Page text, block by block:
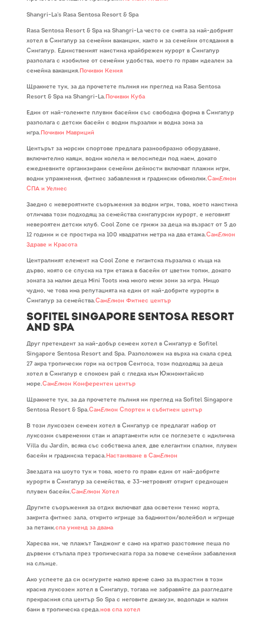
Shangri-La’s Rasa Sentosa Resort & Spa
Rasa Sentosa Resort & Spa на Shangri-La често се смята за най-добрият
хотел в Сингапур за семейни ваканции, както и за семейни отсядания в
Сингапур. Единственият наистина крайбрежен курорт в Сингапур
разполага с изобилие от семейни удобства, което го прави идеален за
семейна ваканция. Почивки Кения
Щракнете тук, за да прочетете пълния ни преглед на Rasa Sentosa
Resort & Spa на Shangri-La. Почивки Куба
Един от най-големите плувни басейни със свободна форма в Сингапур
разполага с детски басейн с водни пързалки и водна зона за
игра. Почивки Мавриций
Центърът за морски спортове предлага разнообразно оборудване,
включително каяци, водни колела и велосипеди под наем, докато
ежедневните организирани семейни дейности включват плажни игри,
водни упражнения, фитнес забавления и градински обиколки.СамЕлион
СПА и Уелнес
Заедно с невероятните съоръжения за водни игри, това, което наистина
отличава този подходящ за семейства сингапурски курорт, е неговият
невероятен детски клуб. Cool Zone се грижи за деца на възраст от 5 до
12 години и се простира на 100 квадратни метра на два етажа.СамЕлион
Здраве и Красота
Централният елемент на Cool Zone е гигантска пързалка с къща на
дърво, която се спуска на три етажа в басейн от цветни топки, докато
зоната за малки деца Mini Toots има много меки зони за игра. Нищо
чудно, че това има репутацията на един от най-добрите курорти в
Сингапур за семейства.СамЕлион Фитнес център
Sofitel Singapore Sentosa Resort
and Spa
Друг претендент за най-добър семеен хотел в Сингапур е Sofitel
Singapore Sentosa Resort and Spa. Разположен на върха на скала сред
27 акра тропически гори на остров Сентоса, този подходящ за деца
хотел в Сингапур е спокоен рай с гледка към Южнокитайско
море.СамЕлион Конферентен център
Щракнете тук, за да прочетете пълния ни преглед на Sofitel Singapore
Sentosa Resort & Spa.СамЕлион Спортен и събитиен център
В този луксозен семеен хотел в Сингапур се предлагат набор от
луксозни съвременни стаи и апартаменти или се поглезете с идилична
Villa du Jardin, всяка със собствена алея, две елегантни спални, плувен
басейн и градинска тераса. Настаняване в СамЕлион
Звездата на шоуто тук и това, което го прави един от най-добрите
курорти в Сингапур за семейства, е 33-метровият открит среднощен
плувен басейн.СамЕлион Хотел
Другите съоръжения за отдих включват два осветени тенис корта,
закрита фитнес зала, открито игрище за бадминтон/волейбол и игрище
за петанк.спа уикенд за двама
Харесва ни, че плажът Танджонг е само на кратко разстояние пеша по
дървени стъпала през тропическата гора за повече семейни забавления
на слънце.
Ако успеете да си осигурите малко време само за възрастни в този
красив луксозен хотел в Сингапур, тогава не забравяйте да разгледате
прекрасния спа център So Spa с неговите джакузи, водопади и кални
бани в тропическа среда.нов спа хотел